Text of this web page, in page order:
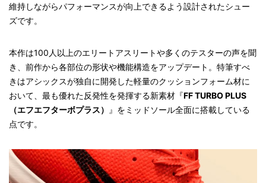
維持しながらパフォーマンスが向上できるよう設計されたシュー
ズです。
本作は100人以上のエリートアスリートや多くのテスターの声を聞
き、前作から各部位の形状や機能構造をアップデート。特筆すべ
きはアシックスが独自に開発した軽量のクッションフォーム材に
おいて、最も優れた反発性を発揮する新素材『FF TURBO PLUS
（エフエフターボプラス）
』をミッドソール全面に搭載している
点です。